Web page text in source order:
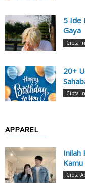
5 Ide
Gaya
Cipta
20+
Cipta
APPAREL
Inilah
Cipta